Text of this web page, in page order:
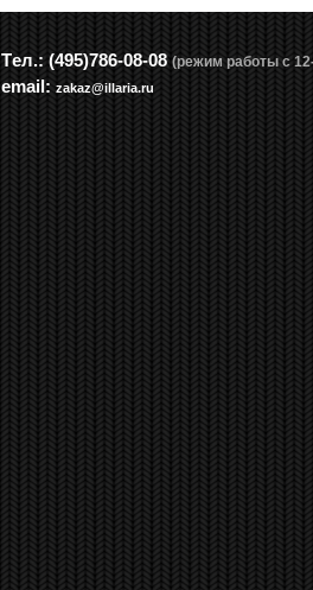
Tел.: (495)786-08-08 (режим работы с
email: zakaz@illaria.ru